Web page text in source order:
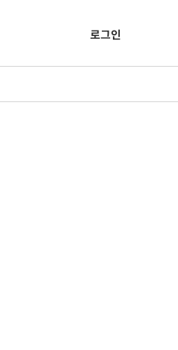
로그인